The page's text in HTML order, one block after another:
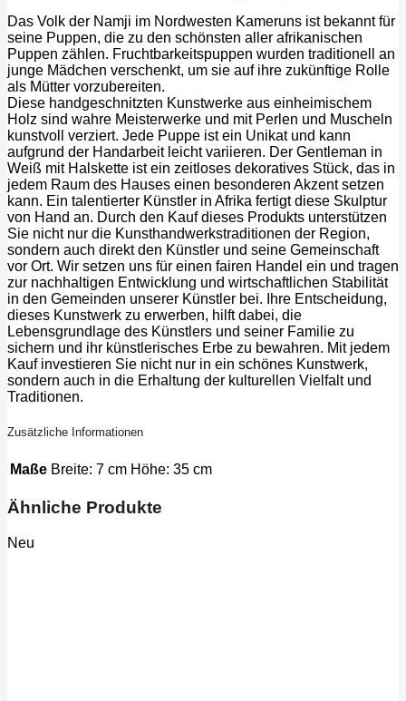
Das Volk der Namji im Nordwesten Kameruns ist bekannt für
seine Puppen, die zu den schönsten aller afrikanischen
Puppen zählen. Fruchtbarkeitspuppen wurden traditionell an
junge Mädchen verschenkt, um sie auf ihre zukünftige Rolle
als Mütter vorzubereiten.
Diese handgeschnitzten Kunstwerke aus einheimischem
Holz sind wahre Meisterwerke und mit Perlen und Muscheln
kunstvoll verziert. Jede Puppe ist ein Unikat und kann
aufgrund der Handarbeit leicht variieren. Der Gentleman in
Weiß mit Halskette ist ein zeitloses dekoratives Stück, das in
jedem Raum des Hauses einen besonderen Akzent setzen
kann. Ein talentierter Künstler in Afrika fertigt diese Skulptur
von Hand an. Durch den Kauf dieses Produkts unterstützen
Sie nicht nur die Kunsthandwerkstraditionen der Region,
sondern auch direkt den Künstler und seine Gemeinschaft
vor Ort. Wir setzen uns für einen fairen Handel ein und tragen
zur nachhaltigen Entwicklung und wirtschaftlichen Stabilität
in den Gemeinden unserer Künstler bei. Ihre Entscheidung,
dieses Kunstwerk zu erwerben, hilft dabei, die
Lebensgrundlage des Künstlers und seiner Familie zu
sichern und ihr künstlerisches Erbe zu bewahren. Mit jedem
Kauf investieren Sie nicht nur in ein schönes Kunstwerk,
sondern auch in die Erhaltung der kulturellen Vielfalt und
Traditionen.
Zusätzliche Informationen
Maße Breite: 7 cm Höhe: 35 cm
Ähnliche Produkte
Neu